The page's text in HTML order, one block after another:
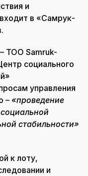
и
в «Самрук-
ТОО Samruk-
социального
управления
– «проведение
стабильности»
к лоту,
и